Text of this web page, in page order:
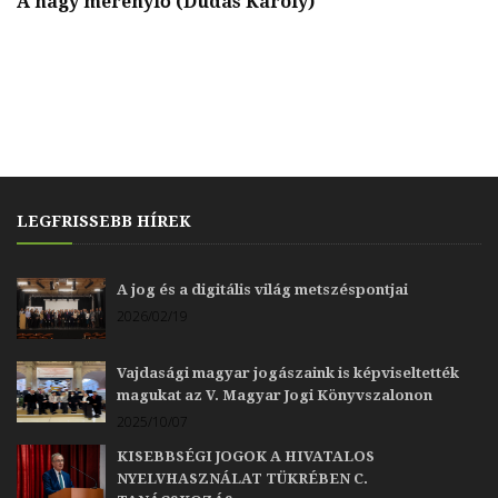
LEGFRISSEBB HÍREK
A jog és a digitális világ metszéspontjai
2026/02/19
Vajdasági magyar jogászaink is képviseltették
magukat az V. Magyar Jogi Könyvszalonon
2025/10/07
KISEBBSÉGI JOGOK A HIVATALOS
NYELVHASZNÁLAT TÜKRÉBEN C.